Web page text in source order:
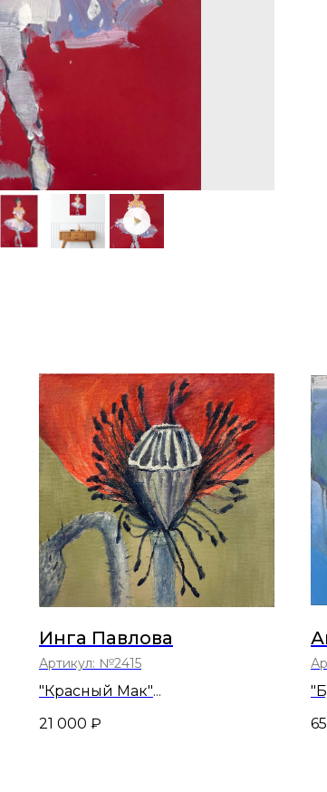
Инга Павлова
Артикул: №2415
"Красный Мак"
21 000 ₽